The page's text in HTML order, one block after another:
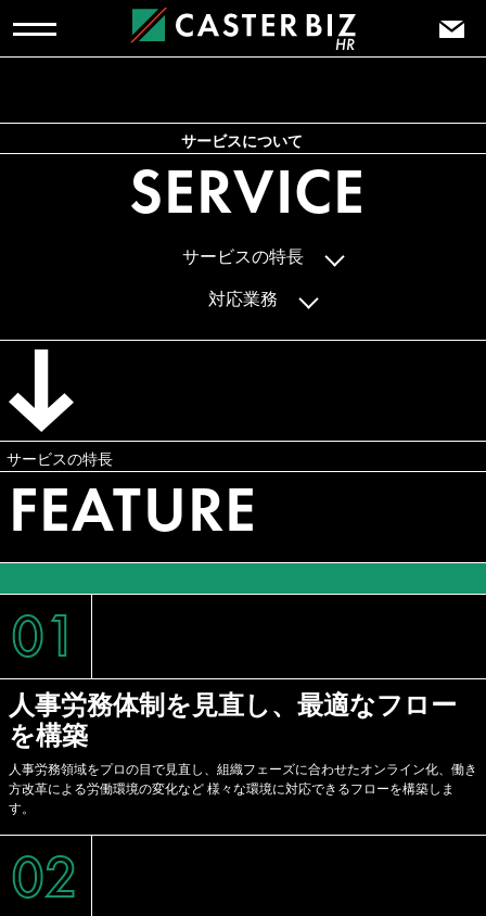
サービスについて
SERVICE
サービスの特長
対応業務
サービスの特長
FEATURE
01
人事労務体制を見直し、最適なフロー
を構築
人事労務領域をプロの目で見直し、組織フェーズに合わせたオンライン化、働き
方改革による労働環境の変化など 様々な環境に対応できるフローを構築しま
す。
02